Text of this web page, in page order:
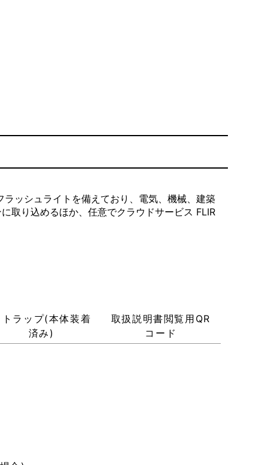
ッシュライトを備えており、電気、機械、建築
取り込めるほか、任意でクラウドサービス FLIR
トラップ(本体装着
済み)
取扱説明書閲覧用QR
コード